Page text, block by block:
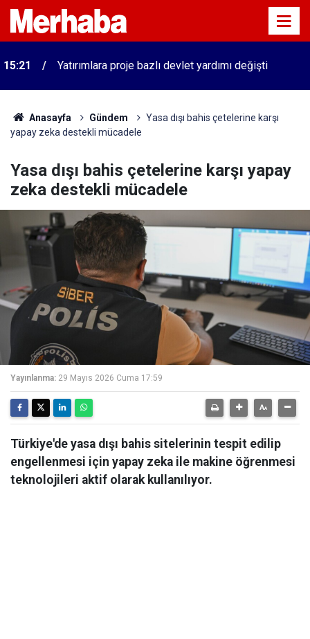
15:21 Yatırımlara proje bazlı devlet yardımı değişti
Anasayfa Gündem
Yasa dışı bahis çetelerine karşı
yapay zeka destekli mücadele
Yasa dışı bahis çetelerine karşı yapay
zeka destekli mücadele
Yayınlanma: 29 Mayıs 2026 Cuma 17:59
Türkiye'de yasa dışı bahis sitelerinin tespit edilip
engellenmesi için yapay zeka ile makine öğrenmesi
teknolojileri aktif olarak kullanılıyor.